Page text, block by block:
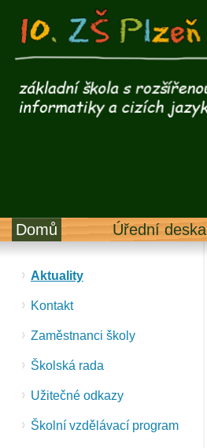
Domů Úřední deska
Aktuality
Kontakt
Zaměstnanci školy
Školská rada
Užitečné odkazy
Školní vzdělávací program